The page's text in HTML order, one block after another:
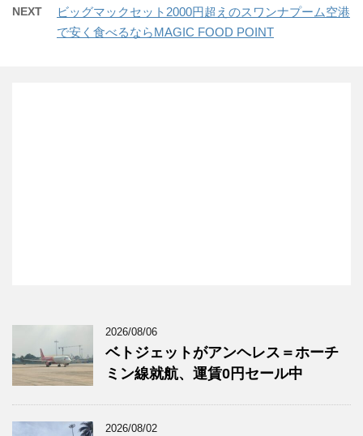
NEXT
ビッグマックセット2000円超えのスワンナプーム空港
で安く食べるならMAGIC FOOD POINT
2026/08/06
ベトジェットがアンヘレス＝ホーチ
ミン線就航、運賃0円セール中
2026/08/02